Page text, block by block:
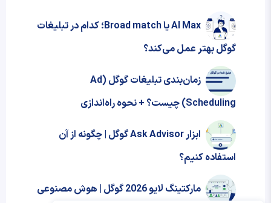
AI Max یا Broad match؛ کدام در تبلیغات
گوگل بهتر عمل می‌کند؟
زمان‌بندی تبلیغات گوگل (Ad
Scheduling) چیست؟ + نحوه‌ راه‌اندازی
ابزار Ask Advisor گوگل | چگونه از آن
استفاده کنیم؟
مارکتینگ لایو 2026 گوگل | هوش مصنوعی